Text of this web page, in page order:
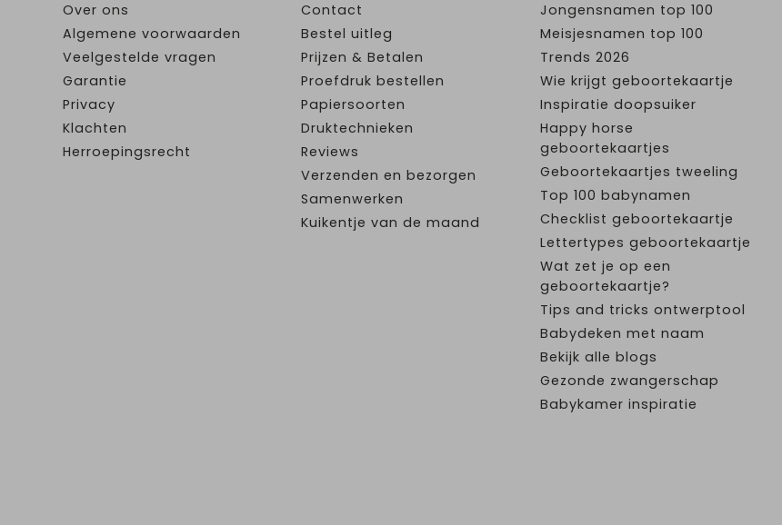
Over ons
Algemene voorwaarden
Veelgestelde vragen
Garantie
Privacy
Klachten
Herroepingsrecht
Contact
Bestel uitleg
Prijzen & Betalen
Proefdruk bestellen
Papiersoorten
Druktechnieken
Reviews
Verzenden en bezorgen
Samenwerken
Kuikentje van de maand
Jongensnamen top 100
Meisjesnamen top 100
Trends 2026
Wie krijgt geboortekaartje
Inspiratie doopsuiker
Happy horse
geboortekaartjes
Geboortekaartjes tweeling
Top 100 babynamen
Checklist geboortekaartje
Lettertypes geboortekaartje
Wat zet je op een
geboortekaartje?
Tips and tricks ontwerptool
Babydeken met naam
Bekijk alle blogs
Gezonde zwangerschap
Babykamer inspiratie